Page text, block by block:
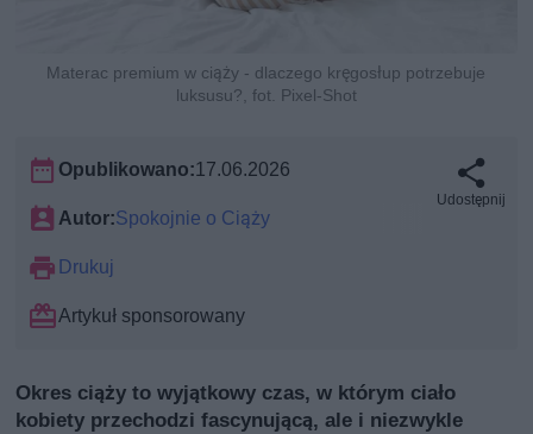
Materac premium w ciąży - dlaczego kręgosłup potrzebuje
luksusu?, fot. Pixel-Shot
Opublikowano:17.06.2026
Autor:Spokojnie o Ciąży
Drukuj
Artykuł sponsorowany
Udostępnij
Okres ciąży to wyjątkowy czas, w którym ciało
kobiety przechodzi fascynującą, ale i niezwykle